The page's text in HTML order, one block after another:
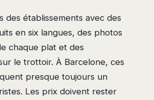
des établissements avec des
en six langues, des photos
chaque plat et des
le trottoir. À Barcelone, ces
presque toujours un
Les prix doivent rester